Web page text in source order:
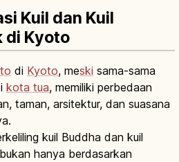
Kuil dan Kuil
di Kyoto
di Kyoto, meski sama-sama
kota tua, memiliki perbedaan
taman, arsitektur, dan suasana
kuil Buddha dan kuil
hanya berdasarkan